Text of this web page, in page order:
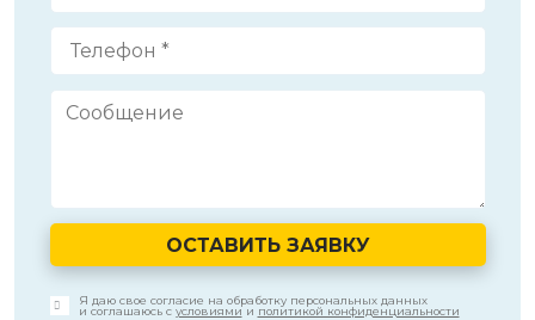
ОСТАВИТЬ ЗАЯВКУ
Я даю свое согласие на обработку персональных данных
и соглашаюсь с условиями и политикой конфиденциальности